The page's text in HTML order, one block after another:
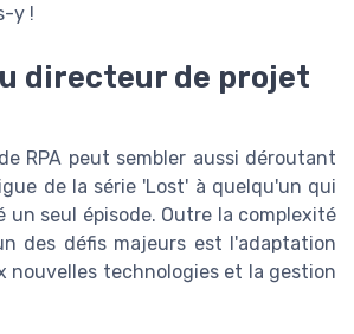
y !
directeur de projet
RPA peut sembler aussi déroutant
de la série 'Lost' à quelqu'un qui
un seul épisode. Outre la complexité
des défis majeurs est l'adaptation
nouvelles technologies et la gestion